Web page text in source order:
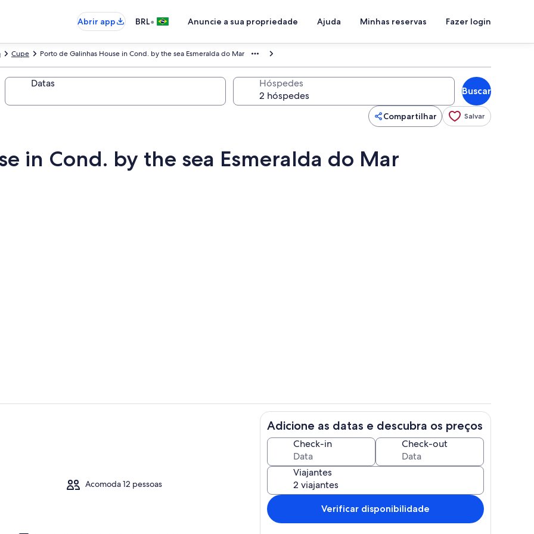
Abrir app
BRL• Anuncie a sua propriedade Ajuda Minhas reservas Fazer login
Porto de Galinhas House in Cond. by the sea Esmeralda do Mar
Cupe
Datas Hóspedes
Buscar
Compartilhar Salvar
in Cond. by the sea Esmeralda do Mar
Área de estar Fachada
Acomoda 12 pessoas
Adicione as datas e descubra os preços
Check-in Check-out
Viajantes
Verificar disponibilidade